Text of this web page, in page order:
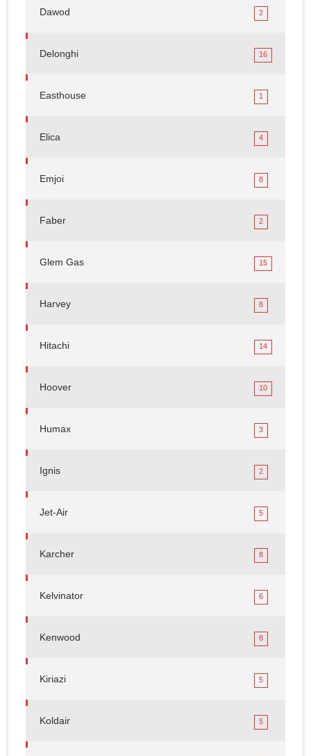
Dawod 2
Delonghi 16
Easthouse 1
Elica 4
Emjoi 8
Faber 2
Glem Gas 15
Harvey 8
Hitachi 14
Hoover 10
Humax 3
Ignis 2
Jet-Air 5
Karcher 8
Kelvinator 6
Kenwood 8
Kiriazi 5
Koldair 5